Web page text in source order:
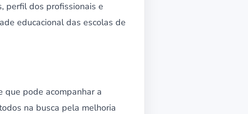
perfil dos profissionais e
educacional das escolas de
que pode acompanhar a
na busca pela melhoria